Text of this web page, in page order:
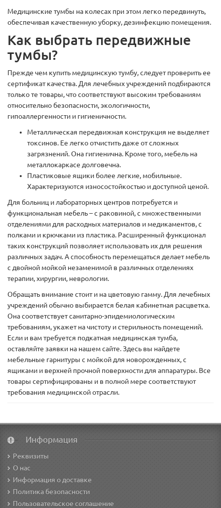
Медицинские тумбы на колесах при этом легко передвинуть,
обеспечивая качественную уборку, дезинфекцию помещения.
Как выбрать передвижные
тумбы?
Прежде чем купить медицинскую тумбу, следует проверить ее
сертификат качества. Для лечебных учреждений подбираются
только те товары, что соответствуют высоким требованиям
относительно безопасности, экологичности,
гипоаллергенности и гигиеничности.
Металлическая передвижная конструкция не выделяет
токсинов. Ее легко отчистить даже от сложных
загрязнений. Она гигиенична. Кроме того, мебель на
металлокаркасе долговечна.
Пластиковые ящики более легкие, мобильные.
Характеризуются износостойкостью и доступной ценой.
Для больниц и лабораторных центров потребуется и
функциональная мебель – с раковиной, с множественными
отделениями для расходных материалов и медикаментов, с
полками и крючками из пластика. Расширенный функционал
таких конструкций позволяет использовать их для решения
различных задач. А способность перемещаться делает мебель
с двойной мойкой незаменимой в различных отделениях
терапии, хирургии, неврологии.
Обращать внимание стоит и на цветовую гамму. Для лечебных
учреждений обычно выбирается белая кабинетная расцветка.
Она соответствует санитарно-эпидемиологическим
требованиям, укажет на чистоту и стерильность помещений.
Если и вам требуется подкатная медицинская тумба,
оставляйте заявки на нашем сайте. Здесь вы найдете
мебельные гарнитуры с мойкой для новорожденных, с
ящиками и верхней прочной поверхности для аппаратуры. Все
товары сертифицированы и в полной мере соответствуют
требования медицинской отрасли.
Информация
Реквизиты
О нас
Информация о доставке
Политика безопасности
Пользовательское соглашение